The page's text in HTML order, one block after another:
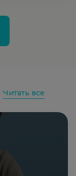
Читать все